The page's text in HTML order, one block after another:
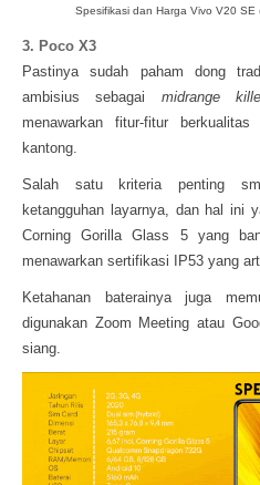
Spesifikasi dan Harga Vivo V20 SE
3. Poco X3
Pastinya sudah paham dong
ambisius sebagai midrange
menawarkan fitur-fitur
kantong.
Salah satu kriteria penting
ketangguhan layarnya, dan hal ini
Corning Gorilla Glass 5 yang
menawarkan sertifikasi IP53 yang
Ketahanan baterainya juga
digunakan Zoom Meeting atau
siang.